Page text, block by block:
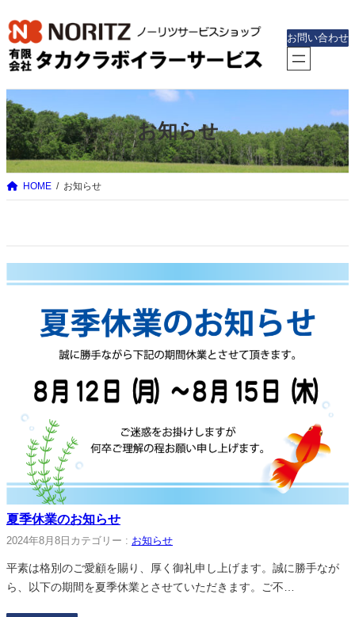
容
を
ス
キ
ッ
プ
お問い合わせ
お知らせ
HOME お知らせ
夏季休業のお知らせ
2024年8月8日 カテゴリー : お知らせ
平素は格別のご愛顧を賜り、厚く御礼申し上げます。誠に勝手なが
ら、以下の期間を夏季休業とさせていただきます。ご不…